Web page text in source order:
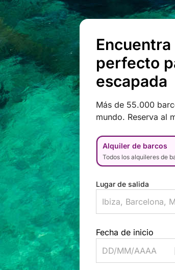
perfecto
escapada
Más de 55.000
mundo. Reserva al
Alquiler de barcos
Todos los alquileres de
Lugar de salida
Fecha de inicio
DD/MM/AAAA